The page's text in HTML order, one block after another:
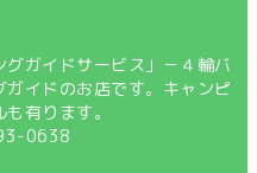
グガイドサービス」－４輪バ
イドのお店です。キャンピ
有ります。
0638